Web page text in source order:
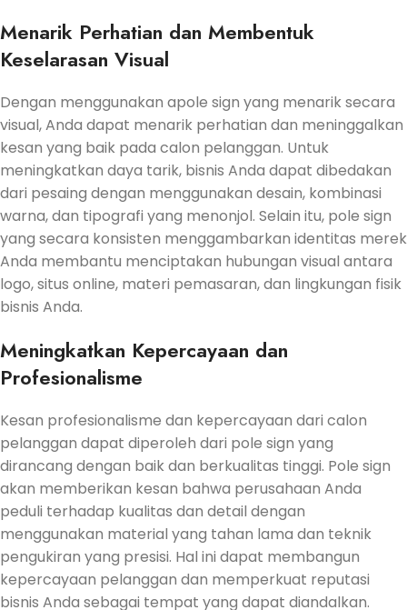
Menarik Perhatian dan Membentuk
Keselarasan Visual
Dengan menggunakan apole sign yang menarik secara
visual, Anda dapat menarik perhatian dan meninggalkan
kesan yang baik pada calon pelanggan. Untuk
meningkatkan daya tarik, bisnis Anda dapat dibedakan
dari pesaing dengan menggunakan desain, kombinasi
warna, dan tipografi yang menonjol. Selain itu, pole sign
yang secara konsisten menggambarkan identitas merek
Anda membantu menciptakan hubungan visual antara
logo, situs online, materi pemasaran, dan lingkungan fisik
bisnis Anda.
Meningkatkan Kepercayaan dan
Profesionalisme
Kesan profesionalisme dan kepercayaan dari calon
pelanggan dapat diperoleh dari pole sign yang
dirancang dengan baik dan berkualitas tinggi. Pole sign
akan memberikan kesan bahwa perusahaan Anda
peduli terhadap kualitas dan detail dengan
menggunakan material yang tahan lama dan teknik
pengukiran yang presisi. Hal ini dapat membangun
kepercayaan pelanggan dan memperkuat reputasi
bisnis Anda sebagai tempat yang dapat diandalkan.